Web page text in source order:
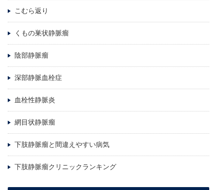
こむら返り
くもの巣状静脈瘤
陰部静脈瘤
深部静脈血栓症
血栓性静脈炎
網目状静脈瘤
下肢静脈瘤と間違えやすい病気
下肢静脈瘤クリニックランキング